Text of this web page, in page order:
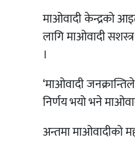
माओवादी केन्द्रको
लागि माओवादी
।
‘माओवादी
निर्णय भयो भने
अन्तमा माओवादीको